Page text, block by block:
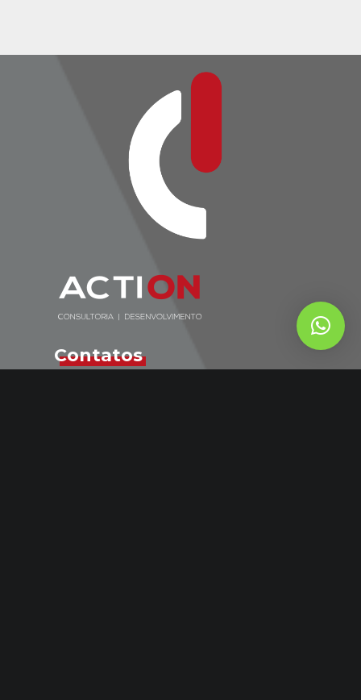
Contatos